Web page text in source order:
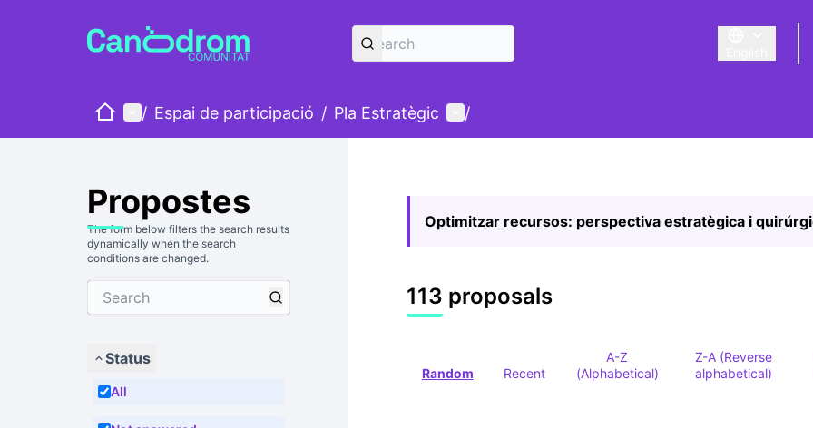
Triar la llengua
HomeMain menu
/ Espai de participació / Pla Estratègic User menu
/
Propostes
The form below filters the search results
dynamically when the search
conditions are changed.
Status
All
Optimitzar recursos: perspectiva estratègica i
113 proposals
Random Recent
A-Z
(Alphabetical)
Z-A (Reverse
alphabetical)